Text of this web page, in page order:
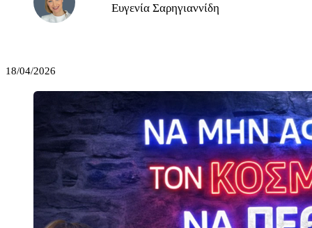
Ευγενία Σαρηγιαννίδη
18/04/2026